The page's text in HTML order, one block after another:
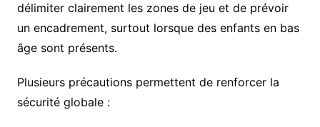
délimiter clairement les zones de jeu et de prévoir
un encadrement, surtout lorsque des enfants en bas
âge sont présents.
Plusieurs précautions permettent de renforcer la
sécurité globale :